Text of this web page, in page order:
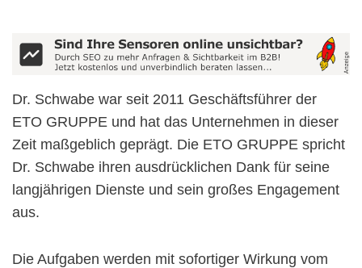
Dr. Schwabe war seit 2011 Geschäftsführer der
ETO GRUPPE und hat das Unternehmen in dieser
Zeit maßgeblich geprägt. Die ETO GRUPPE spricht
Dr. Schwabe ihren ausdrücklichen Dank für seine
langjährigen Dienste und sein großes Engagement
aus.
Die Aufgaben werden mit sofortiger Wirkung vom